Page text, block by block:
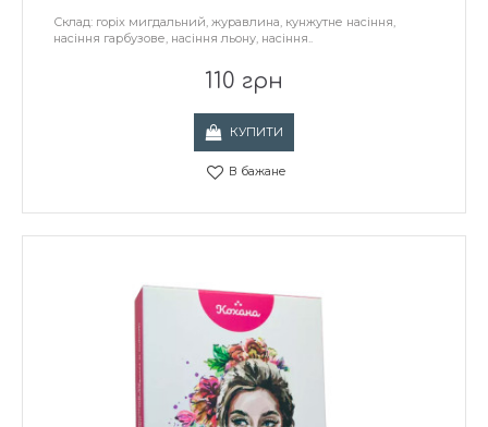
Склад: горіх мигдальний, журавлина, кунжутне насіння,
насіння гарбузове, насіння льону, насіння..
110 грн
КУПИТИ
В бажане